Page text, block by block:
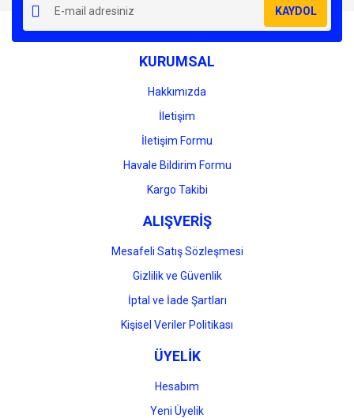
KAYDOL
KURUMSAL
Hakkımızda
İletişim
İletişim Formu
Havale Bildirim Formu
Kargo Takibi
ALIŞVERİŞ
Mesafeli Satış Sözleşmesi
Gizlilik ve Güvenlik
İptal ve İade Şartları
Kişisel Veriler Politikası
ÜYELİK
Hesabım
Yeni Üyelik